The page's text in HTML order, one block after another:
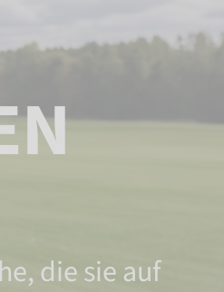
M
die sie auf